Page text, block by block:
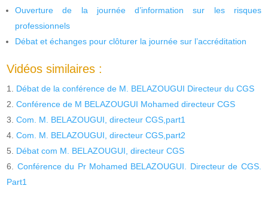
Ouverture de la journée d’information sur les risques
professionnels
Débat et échanges pour clôturer la journée sur l’accréditation
Vidéos similaires :
Débat de la conférence de M. BELAZOUGUI Directeur du CGS
Conférence de M BELAZOUGUI Mohamed directeur CGS
Com. M. BELAZOUGUI, directeur CGS,part1
Com. M. BELAZOUGUI, directeur CGS,part2
Débat com M. BELAZOUGUI, directeur CGS
Conférence du Pr Mohamed BELAZOUGUI. Directeur de CGS.
Part1